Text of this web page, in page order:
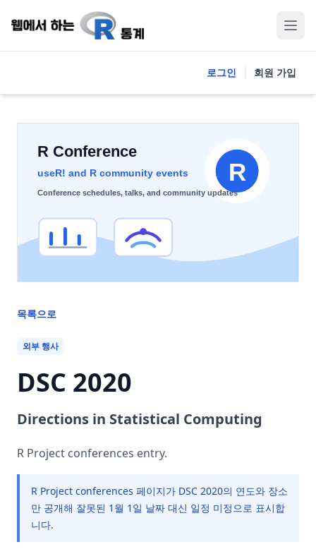
로그인 회원 가입
목록으로
외부 행사
DSC 2020
Directions in Statistical Computing
R Project conferences entry.
R Project conferences 페이지가 DSC 2020의 연도와 장소
만 공개해 잘못된 1월 1일 날짜 대신 일정 미정으로 표시합
니다.